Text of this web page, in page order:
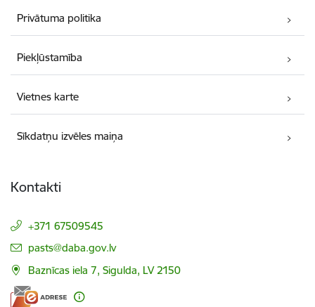
Privātuma politika
Piekļūstamība
Vietnes karte
Sīkdatņu izvēles maiņa
Kontakti
+371 67509545
E-pasts:
pasts@daba.gov.lv
Baznīcas iela 7, Sigulda, LV 2150